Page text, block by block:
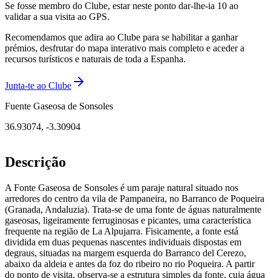
Se fosse membro do Clube, estar neste ponto dar-lhe-ia 10 ao
validar a sua visita ao GPS.
Recomendamos que adira ao Clube para se habilitar a ganhar
prémios, desfrutar do mapa interativo mais completo e aceder a
recursos turísticos e naturais de toda a Espanha.
Junta-te ao Clube
Fuente Gaseosa de Sonsoles
36.93074, -3.30904
Descrição
A Fonte Gaseosa de Sonsoles é um paraje natural situado nos
arredores do centro da vila de Pampaneira, no Barranco de Poqueira
(Granada, Andaluzia). Trata-se de uma fonte de águas naturalmente
gaseosas, ligeiramente ferruginosas e picantes, uma característica
frequente na região de La Alpujarra. Fisicamente, a fonte está
dividida em duas pequenas nascentes individuais dispostas em
degraus, situadas na margem esquerda do Barranco del Cerezo,
abaixo da aldeia e antes da foz do ribeiro no rio Poqueira. A partir
do ponto de visita, observa-se a estrutura simples da fonte, cuja água